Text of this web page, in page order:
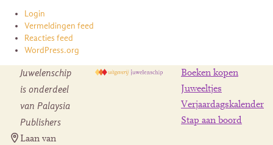
Login
Vermeldingen feed
Reacties feed
WordPress.org
Juwelenschip
is onderdeel
van Palaysia
Publishers
Laan van
Boeken kopen
Juweeltjes
Verjaardagskalender
Stap aan boord